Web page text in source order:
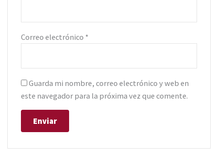
Correo electrónico *
Guarda mi nombre, correo electrónico y web en
este navegador para la próxima vez que comente.